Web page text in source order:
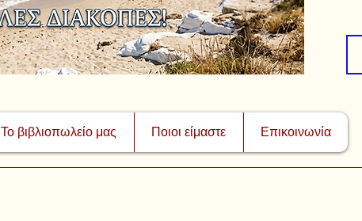
Το βιβλιοπωλείο μας Ποιοι είμαστε Επικοινωνία